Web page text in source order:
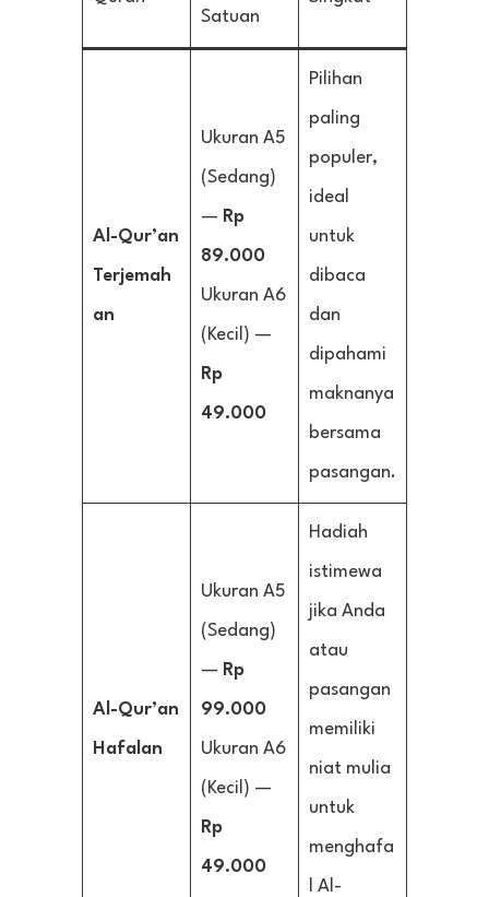
Satuan
Al-Qur’an
Terjemah
an
Ukuran A5
(Sedang)
— Rp
89.000
Ukuran A6
(Kecil) —
Rp
49.000
Pilihan
paling
populer,
ideal
untuk
dibaca
dan
dipahami
maknanya
bersama
pasangan.
Al-Qur’an
Hafalan
Ukuran A5
(Sedang)
— Rp
99.000
Ukuran A6
(Kecil) —
Rp
49.000
Hadiah
istimewa
jika Anda
atau
pasangan
memiliki
niat mulia
untuk
menghafa
l Al-